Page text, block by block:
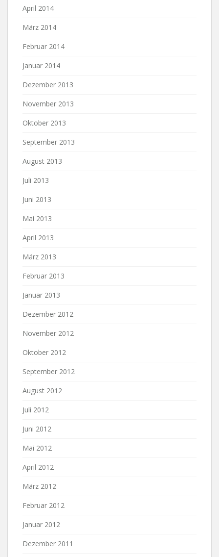
April 2014
März 2014
Februar 2014
Januar 2014
Dezember 2013
November 2013
Oktober 2013
September 2013
August 2013
Juli 2013
Juni 2013
Mai 2013
April 2013
März 2013
Februar 2013
Januar 2013
Dezember 2012
November 2012
Oktober 2012
September 2012
August 2012
Juli 2012
Juni 2012
Mai 2012
April 2012
März 2012
Februar 2012
Januar 2012
Dezember 2011